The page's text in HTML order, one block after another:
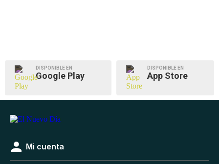
DISPONIBLE EN
Google Play
DISPONIBLE EN
App Store
Mi cuenta